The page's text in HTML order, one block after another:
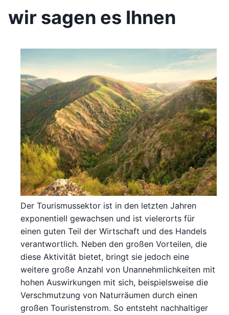
wir sagen es Ihnen
Der Tourismussektor ist in den letzten Jahren
exponentiell gewachsen und ist vielerorts für
einen guten Teil der Wirtschaft und des Handels
verantwortlich. Neben den großen Vorteilen, die
diese Aktivität bietet, bringt sie jedoch eine
weitere große Anzahl von Unannehmlichkeiten mit
hohen Auswirkungen mit sich, beispielsweise die
Verschmutzung von Naturräumen durch einen
großen Touristenstrom. So entsteht nachhaltiger